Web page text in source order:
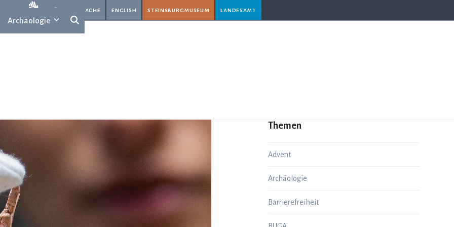
gebärdensprache english steinsburgmuseum landesamt
Archäologie
Themen
Advent
Archäologie
Barrierefreiheit